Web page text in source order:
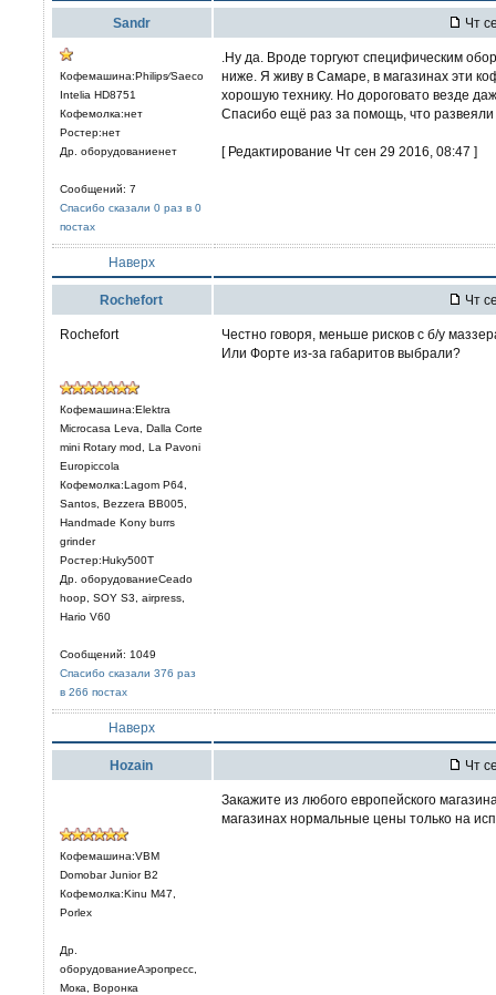
Sandr Чт
Кофемашина:Philips⁄Saeco
Intelia HD8751
Кофемолка:нет
Ростер:нет
Др. оборудованиенет
Сообщений: 7
Спасибо сказали 0 раз в 0
постах
.Ну да. Вроде торгуют специфическим
ниже. Я живу в Самаре, в магазинах эти
хорошую технику. Но дороговато везде
Спасибо ещё раз за помощь, что
[ Редактирование Чт сен 29 2016, 08:47 ]
Наверх
Rochefort Чт
Rochefort
Кофемашина:Elektra
Microcasa Leva, Dalla Corte
mini Rotary mod, La Pavoni
Europiccola
Кофемолка:Lagom P64,
Santos, Bezzera BB005,
Handmade Kony burrs
grinder
Ростер:Huky500T
Др. оборудованиеCeado
hoop, SOY S3, airpress,
Hario V60
Сообщений: 1049
Спасибо сказали 376 раз
в 266 постах
Честно говоря, меньше рисков с б/у
Или Форте из-за габаритов выбрали?
Наверх
Hozain Чт
Кофемашина:VBM
Domobar Junior B2
Кофемолка:Kinu M47,
Porlex
Др.
оборудованиеАэропресс,
Мока, Воронка
Закажите из любого европейского
магазинах нормальные цены только на